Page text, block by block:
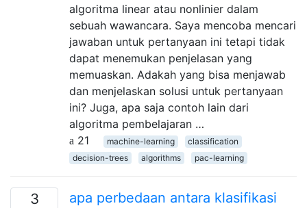
algoritma linear atau nonlinier dalam
sebuah wawancara. Saya mencoba mencari
jawaban untuk pertanyaan ini tetapi tidak
dapat menemukan penjelasan yang
memuaskan. Adakah yang bisa menjawab
dan menjelaskan solusi untuk pertanyaan
ini? Juga, apa saja contoh lain dari
algoritma pembelajaran …
21
machine-learning
classification
decision-trees
algorithms pac-learning
3
apa perbedaan antara klasifikasi